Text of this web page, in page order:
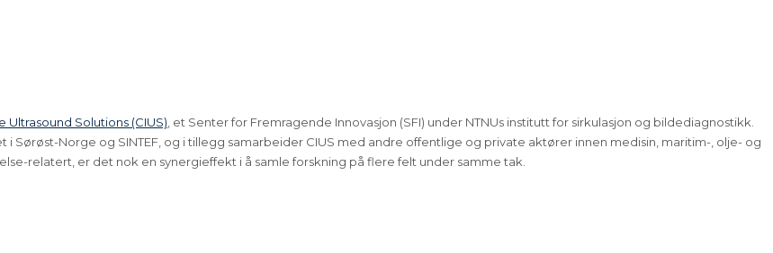
Ultrasound Solutions (CIUS), et Senter for Fremragende Innovasjon (SFI) under NTNUs institutt for sirkulasjon og bildediagnostikk.
Sørøst-Norge og SINTEF, og i tillegg samarbeider CIUS med andre offentlige og private aktører innen medisin, maritim-, olje- og
relatert, er det nok en synergieffekt i å samle forskning på flere felt under samme tak.